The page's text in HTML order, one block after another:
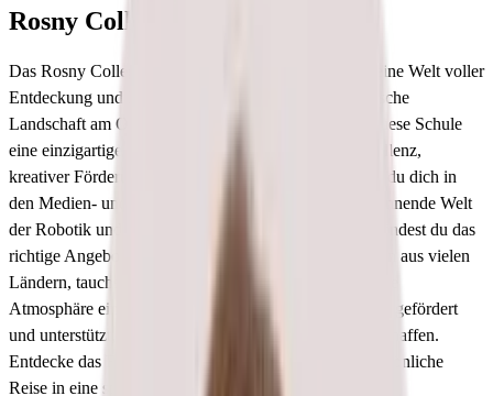
Rosny College
Das Rosny College in Hobart, Tasmanien, öffnet dir eine Welt voller
Entdeckung und Inspiration. Eingebettet in die malerische
Landschaft am Ostufer des Derwent River, bietet dir diese Schule
eine einzigartige Kombination aus akademischer Exzellenz,
kreativer Förderung und Naturverbundenheit. Egal ob du dich in
den Medien- und Designfächern entfalten oder die spannende Welt
der Robotik und Informatik erkunden möchtest - hier findest du das
richtige Angebot für dich. Mit rund 1.200 Schüler:innen aus vielen
Ländern, tauchst du in eine vielfältige und internationale
Atmosphäre ein. Hier wird jede:r Schüler:in individuell gefördert
und unterstützt, um das bestmögliche Lernumfeld zu schaffen.
Entdecke das Rosny College und starte deine ganz persönliche
Reise in eine spannende und bereichernde Zukunft.